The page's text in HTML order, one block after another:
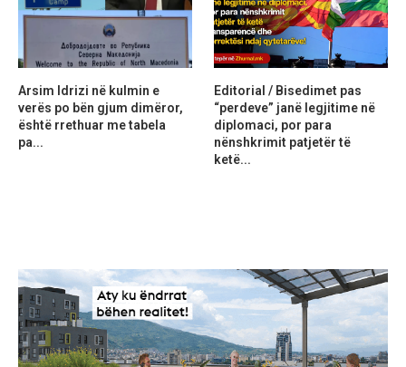
Arsim Idrizi në kulmin e
verës po bën gjum dimëror,
është rrethuar me tabela
pa...
Editorial / Bisedimet pas
“perdeve” janë legjitime në
diplomaci, por para
nënshkrimit patjetër të
ketë...